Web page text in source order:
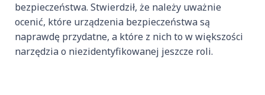
bezpieczeństwa. Stwierdził, że należy uważnie
ocenić, które urządzenia bezpieczeństwa są
naprawdę przydatne, a które z nich to w większości
narzędzia o niezidentyfikowanej jeszcze roli.